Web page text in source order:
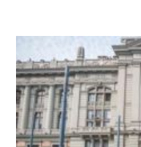
Conseil
d’État
au
15e